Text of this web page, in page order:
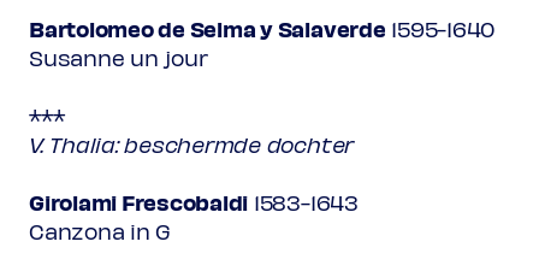
Bartolomeo de Selma y Salaverde 1595-1640
Susanne un jour
***
V. Thalia: beschermde dochter
Girolami Frescobaldi 1583-1643
Canzona in G